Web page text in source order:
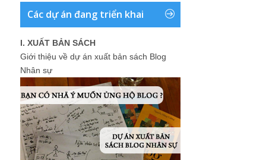
Các dự án đang triển khai
I. XUẤT BẢN SÁCH
Giới thiệu về dự án xuất bản sách Blog
Nhân sự